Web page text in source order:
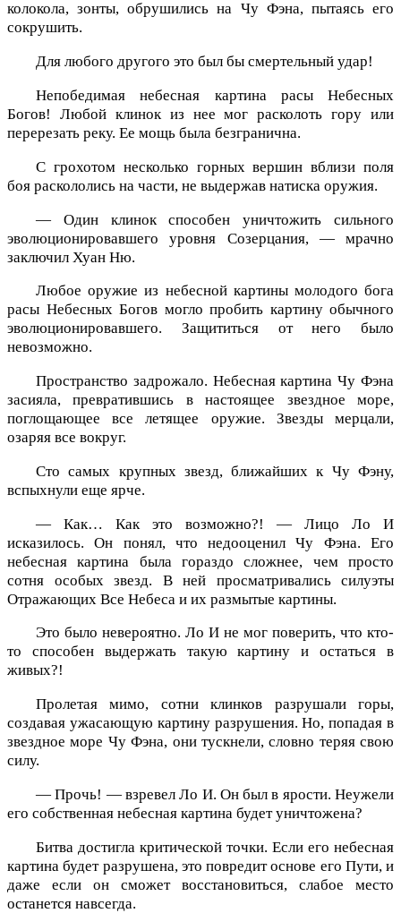
колокола, зонты, обрушились на Чу Фэна, пытаясь его
сокрушить.
Для любого другого это был бы смертельный удар!
Непобедимая небесная картина расы Небесных
Богов! Любой клинок из нее мог расколоть гору или
перерезать реку. Ее мощь была безгранична.
С грохотом несколько горных вершин вблизи поля
боя раскололись на части, не выдержав натиска оружия.
— Один клинок способен уничтожить сильного
эволюционировавшего уровня Созерцания, — мрачно
заключил Хуан Ню.
Любое оружие из небесной картины молодого бога
расы Небесных Богов могло пробить картину обычного
эволюционировавшего. Защититься от него было
невозможно.
Пространство задрожало. Небесная картина Чу Фэна
засияла, превратившись в настоящее звездное море,
поглощающее все летящее оружие. Звезды мерцали,
озаряя все вокруг.
Сто самых крупных звезд, ближайших к Чу Фэну,
вспыхнули еще ярче.
— Как… Как это возможно?! — Лицо Ло И
исказилось. Он понял, что недооценил Чу Фэна. Его
небесная картина была гораздо сложнее, чем просто
сотня особых звезд. В ней просматривались силуэты
Отражающих Все Небеса и их размытые картины.
Это было невероятно. Ло И не мог поверить, что кто-
то способен выдержать такую картину и остаться в
живых?!
Пролетая мимо, сотни клинков разрушали горы,
создавая ужасающую картину разрушения. Но, попадая в
звездное море Чу Фэна, они тускнели, словно теряя свою
силу.
— Прочь! — взревел Ло И. Он был в ярости. Неужели
его собственная небесная картина будет уничтожена?
Битва достигла критической точки. Если его небесная
картина будет разрушена, это повредит основе его Пути, и
даже если он сможет восстановиться, слабое место
останется навсегда.